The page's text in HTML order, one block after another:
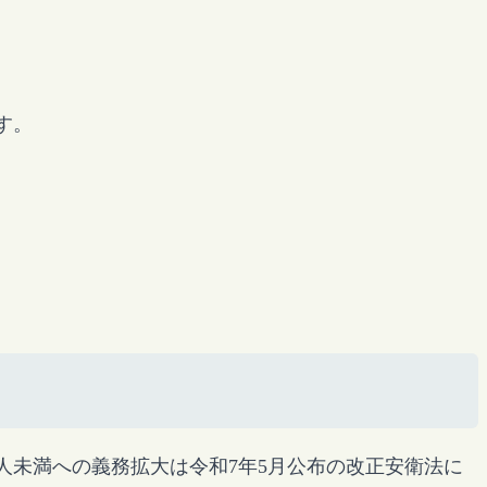
満への義務拡大は令和7年5月公布の改正安衛法に